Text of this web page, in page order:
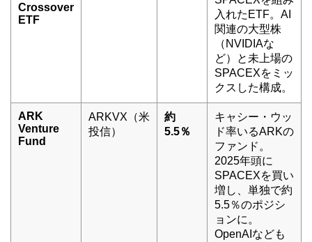
Crossover
ETF
入れたETF。AI
関連の大型株
（NVIDIAな
ど）と未上場の
SPACEXをミッ
クスした構成。
ARK
Venture
Fund
ARKVX（米
投信）
約
5.5％
キャシー・ウッ
ド率いるARKの
ファンド。
2025年頭に
SPACEXを買い
増し、単独で約
5.5％のポジシ
ョンに。
OpenAIなども